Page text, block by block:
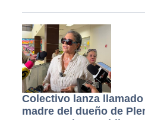
Colectivo lanza llamado
madre del dueño de